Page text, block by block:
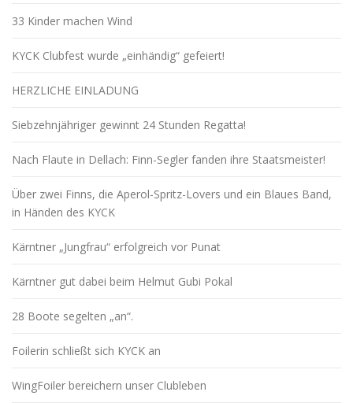
33 Kinder machen Wind
KYCK Clubfest wurde „einhändig“ gefeiert!
HERZLICHE EINLADUNG
Siebzehnjähriger gewinnt 24 Stunden Regatta!
Nach Flaute in Dellach: Finn-Segler fanden ihre Staatsmeister!
Über zwei Finns, die Aperol-Spritz-Lovers und ein Blaues Band,
in Händen des KYCK
Kärntner „Jungfrau“ erfolgreich vor Punat
Kärntner gut dabei beim Helmut Gubi Pokal
28 Boote segelten „an“.
Foilerin schließt sich KYCK an
WingFoiler bereichern unser Clubleben